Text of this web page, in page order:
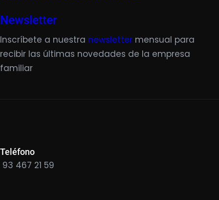
Newsletter
Inscríbete a nuestra newsletter mensual para
recibir las últimas novedades de la empresa
familiar
Teléfono
93 467 21 59